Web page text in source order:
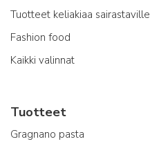
Tuotteet keliakiaa sairastaville
Fashion food
Kaikki valinnat
Tuotteet
Gragnano pasta